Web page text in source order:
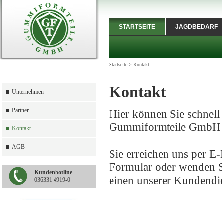
Unternehmen
Partner
Kontakt
AGB
Kundenhotline
036331 4919-0
STARTSEITE JAGDBEDARF
Startseite > Kontakt
Kontakt
Hier können Sie
Gummiformteile
Sie erreichen uns per
Formular oder wenden
einen unserer